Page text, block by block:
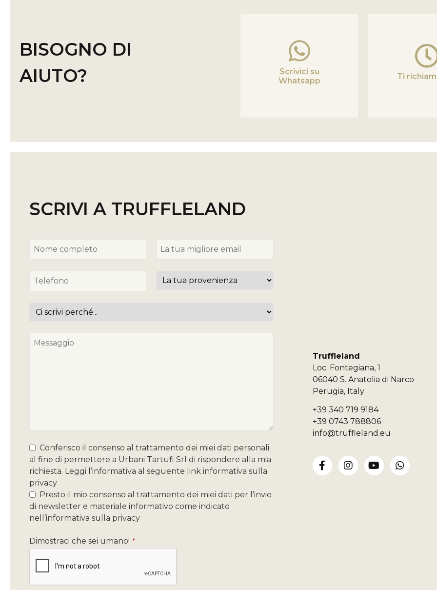
BISOGNO DI
AIUTO?
Scrivici su
Whatsapp
Ti
SCRIVI A TRUFFLELAND
Conferisco il consenso al trattamento dei miei dati personali
al fine di permettere a Urbani Tartufi Srl di rispondere alla mia
richiesta. Leggi l’informativa al seguente link informativa sulla
privacy
Presto il mio consenso al trattamento dei miei dati per l’invio
di newsletter e materiale informativo come indicato
nell’informativa sulla privacy
Dimostraci che sei umano! *
Truffleland
Loc. Fontegiana, 1
06040 S. Anatolia di Narco
Perugia, Italy
+39 340 719 9184
+39 0743 788806
info@truffleland.eu